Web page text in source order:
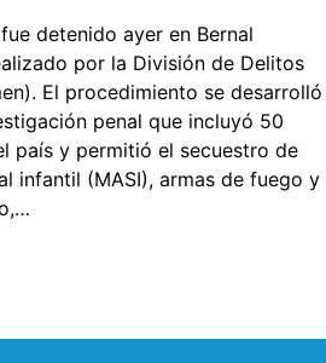
detenido ayer en Bernal
por la División de Delitos
El procedimiento se desarrolló
penal que incluyó 50
país y permitió el secuestro de
infantil (MASI), armas de fuego y